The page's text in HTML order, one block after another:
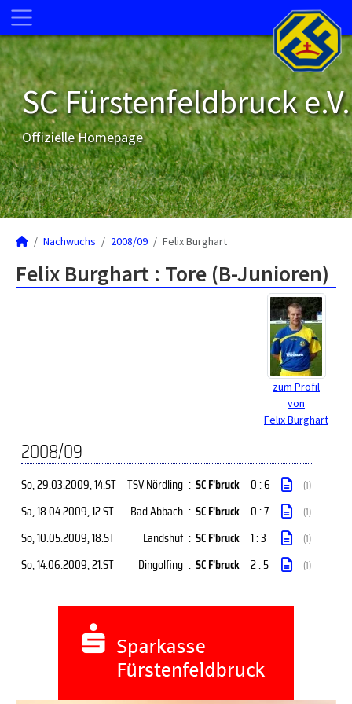
SC Fürstenfeldbruck e.V.
Offizielle Homepage
Nachwuchs 2008/09 Felix Burghart
Felix Burghart : Tore (B-Junioren)
zum Profil
von
Felix Burghart
2008/09
So, 29.03.2009, 14.ST TSV Nördling : SC F'bruck 0 : 6 (1)
Sa, 18.04.2009, 12.ST Bad Abbach : SC F'bruck 0 : 7 (1)
So, 10.05.2009, 18.ST Landshut : SC F'bruck 1 : 3 (1)
So, 14.06.2009, 21.ST Dingolfing : SC F'bruck 2 : 5 (1)